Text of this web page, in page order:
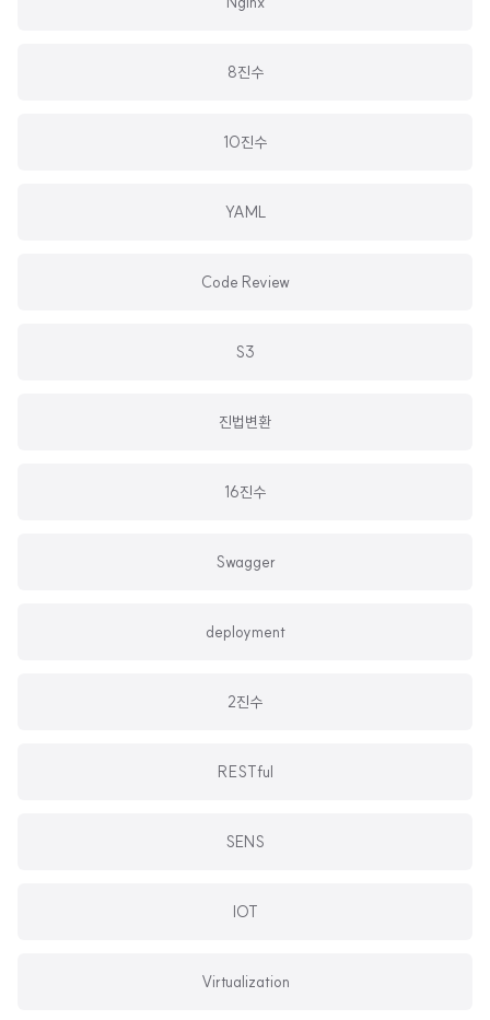
8진수
10진수
YAML
Code Review
S3
진법변환
16진수
Swagger
deployment
2진수
RESTful
SENS
IOT
Virtualization